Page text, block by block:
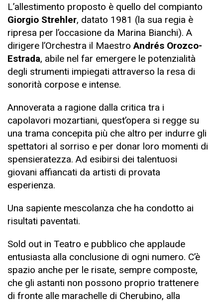
L’allestimento proposto è quello del compianto
Giorgio Strehler, datato 1981 (la sua regia è
ripresa per l’occasione da Marina Bianchi). A
dirigere l’Orchestra il Maestro Andrés Orozco-
Estrada, abile nel far emergere le potenzialità
degli strumenti impiegati attraverso la resa di
sonorità corpose e intense.
Annoverata a ragione dalla critica tra i
capolavori mozartiani, quest’opera si regge su
una trama concepita più che altro per indurre gli
spettatori al sorriso e per donar loro momenti di
spensieratezza. Ad esibirsi dei talentuosi
giovani affiancati da artisti di provata
esperienza.
Una sapiente mescolanza che ha condotto ai
risultati paventati.
Sold out in Teatro e pubblico che applaude
entusiasta alla conclusione di ogni numero. C’è
spazio anche per le risate, sempre composte,
che gli astanti non possono proprio trattenere
di fronte alle marachelle di Cherubino, alla